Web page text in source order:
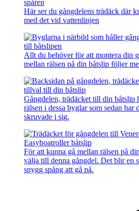
Här ser du gångdelens trädäck där
med det vid vattenlinjen
Allt du behöver för att montera din
mellan rälsen på din båtslip följer
Gångdelen, trädäcket till din båtslip
rälsen i dessa byglar som sedan har
skruvade i sig.
För att kunna gå mellan rälsen på
välja till denna gångdel. Det blir en
snygg spång att gå på.